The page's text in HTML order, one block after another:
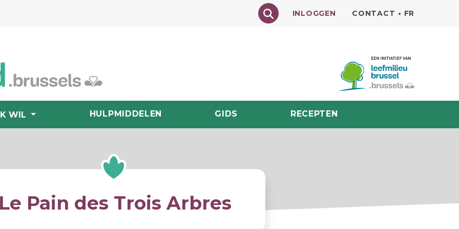
Texte à rechercher
INLOGGEN CONTACT • FR
IK WIL HULPMIDDELEN GIDS RECEPTEN
Le Pain des Trois Arbres